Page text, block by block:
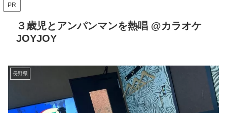
PR
３歳児とアンパンマンを熱唱 @カラオケ
JOYJOY
長野県